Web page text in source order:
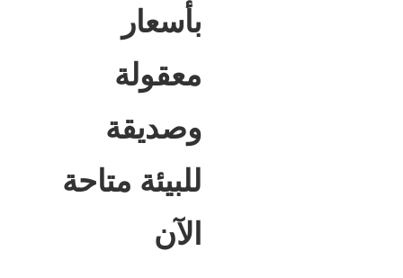
بأسعار
معقولة
وصديقة
للبيئة متاحة
الآن